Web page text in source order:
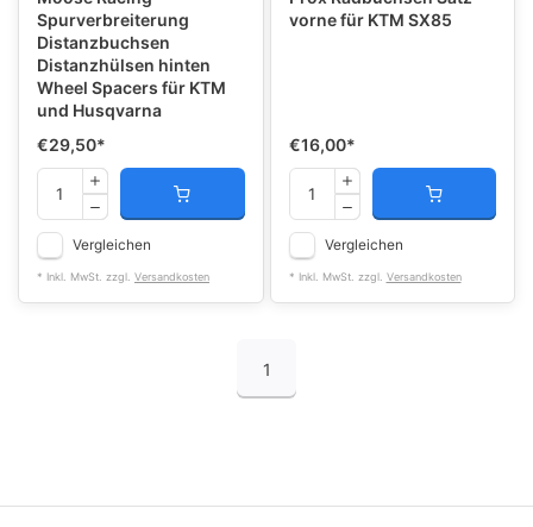
Spurverbreiterung
Distanzbuchsen
Distanzhülsen hinten
Wheel Spacers für KTM
und Husqvarna
€29,50*
Vergleichen
* Inkl. MwSt. zzgl. Versandkosten
vorne für KTM SX85
€16,00*
Vergleichen
* Inkl. MwSt. zzgl. Versandkosten
1